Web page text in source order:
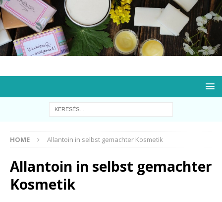
HOME Allantoin in selbst gemachter Kosmetik
Allantoin in selbst gemachter
Kosmetik